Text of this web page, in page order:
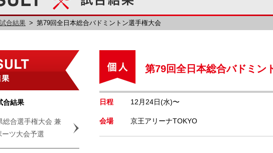
試合結果 第79回全日本総合バドミントン選手権大会
第79回全日本総合バドミン
日程 12月24日(水)〜
会場 京王アリーナTOKYO
合結果
総合選手権大会 兼
ーツ大会予選